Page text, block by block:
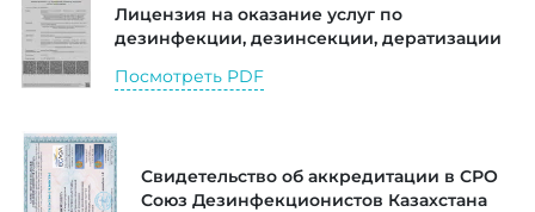
Лицензия на оказание услуг по
дезинфекции, дезинсекции, дератизации
Посмотреть PDF
Свидетельство об аккредитации в СРО
Союз Дезинфекционистов Казахстана